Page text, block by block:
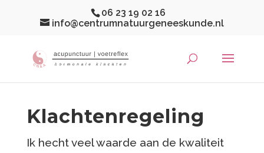
06 23 19 02 16
info@centrumnatuurgeneeskunde.nl
Klachtenregeling
Ik hecht veel waarde aan de kwaliteit